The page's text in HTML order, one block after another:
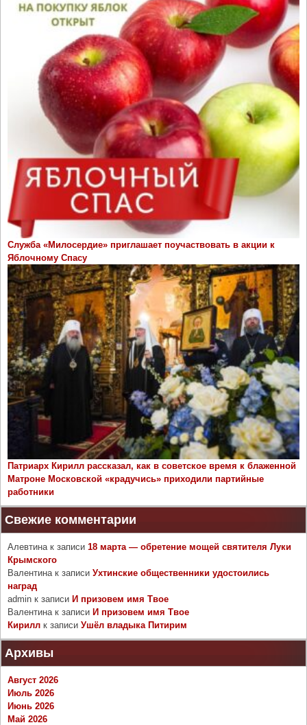
Служба «Милосердие» приглашает поучаствовать в акции к
Яблочному Спасу
Патриарх Кирилл рассказал, как в советское время к блаженной
Матроне Московской «крадучись» приходили партийные
работники
Свежие комментарии
Алевтинак записи 18 марта — обретение мощей святителя Луки
Крымского
Валентинак записи Ухтинские общественники удостоились
наград
admin к записи И призовем имя Твое
Валентинак записи И призовем имя Твое
Кирилл к записи Ушёл владыка Питирим
Архивы
Август 2026
Июль 2026
Июнь 2026
Май 2026